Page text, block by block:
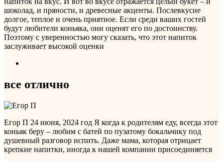
шоколад, и пряности, и древесные акценты. Послевкусие
долгое, теплое и очень приятное. Если среди ваших гостей
будут любители коньяка, они оценят его по достоинству.
Поэтому с уверенностью могу сказать, что этот напиток
заслуживает высокой оценки
все отлично
Егор П 24 июня, 2024 год Я когда к родителям еду, всегда этот
коньяк беру – любим с батей по пузатому бокальчику под
душевный разговор испить. Даже мама, которая отрицает
крепкие напитки, иногда к нашей компании присоединяется